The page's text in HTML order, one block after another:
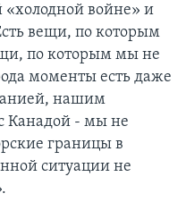
«холодной войне» и
вещи, по которым
по которым мы не
моменты есть даже
нашим
Канадой - мы не
границы в
ситуации не